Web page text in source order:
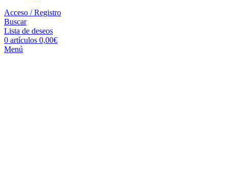
Acceso / Registro
Buscar
Lista de deseos
0 artículos 0,00€
Menú